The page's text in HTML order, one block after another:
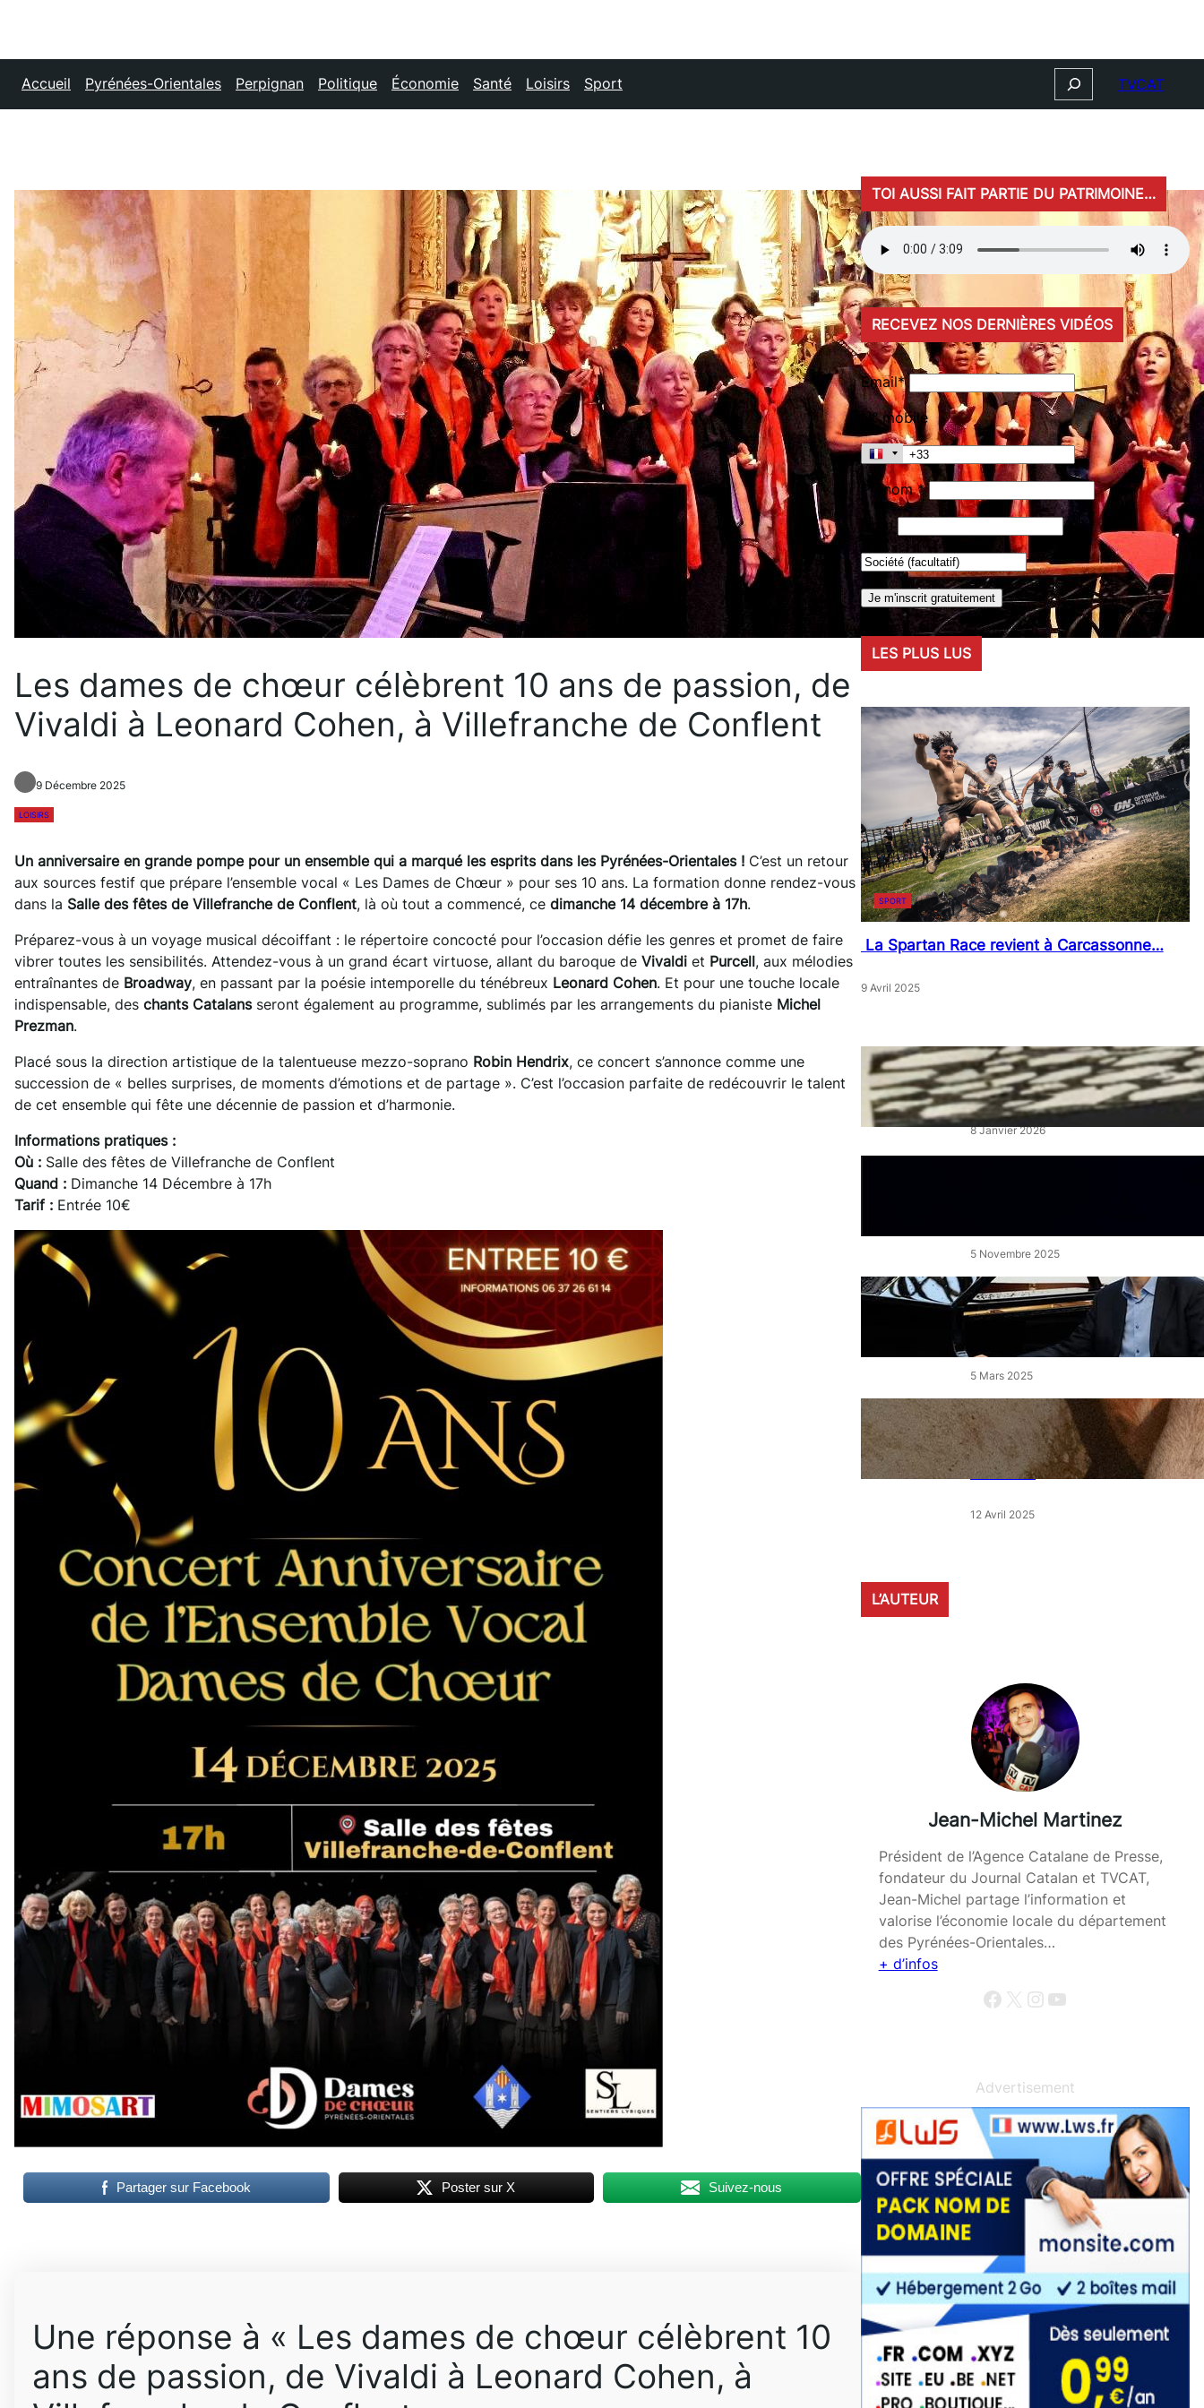
Accueil Pyrénées-Orientales Perpignan Politique Économie Santé Loisirs Sport Search TVCAT
Les dames de chœur célèbrent 10 ans de passion, de
Vivaldi à Leonard Cohen, à Villefranche de Conflent
9 Décembre 2025
LOISIRS
Un anniversaire en grande pompe pour un ensemble qui a marqué les esprits dans les Pyrénées-Orientales ! C’est un retour
aux sources festif que prépare l’ensemble vocal « Les Dames de Chœur » pour ses 10 ans. La formation donne rendez-vous
dans la Salle des fêtes de Villefranche de Conflent, là où tout a commencé, ce dimanche 14 décembre à 17h.
Préparez-vous à un voyage musical décoiffant : le répertoire concocté pour l’occasion défie les genres et promet de faire
vibrer toutes les sensibilités. Attendez-vous à un grand écart virtuose, allant du baroque de Vivaldi et Purcell, aux mélodies
entraînantes de Broadway, en passant par la poésie intemporelle du ténébreux Leonard Cohen. Et pour une touche locale
indispensable, des chants Catalansseront également au programme, sublimés par les arrangements du pianiste Michel
Prezman.
Placé sous la direction artistique de la talentueuse mezzo-soprano Robin Hendrix, ce concert s’annonce comme une
succession de « belles surprises, de moments d’émotions et de partage ». C’est l’occasion parfaite de redécouvrir le talent
de cet ensemble qui fête une décennie de passion et d’harmonie.
Informations pratiques :
Où : Salle des fêtes de Villefranche de Conflent
Quand : Dimanche 14 Décembre à 17h
Tarif : Entrée 10€
Partager sur Facebook Poster sur X Suivez-nous
Une réponse à « Les dames de chœur célèbrent 10
ans de passion, de Vivaldi à Leonard Cohen, à
TOI AUSSI FAIT PARTIE DU PATRIMOINE…
RECEVEZ NOS DERNIÈRES VIDÉOS
Email*
N° mobile
Prénom *
Nom
LES PLUS LUS
SPORT
La Spartan Race revient à Carcassonne…
9 Avril 2025
« Artistes en Vitrine »: L’éclat
qui réveille les cœurs de ville
8 Janvier 2026
5 Novembre 2025
« Le Disciple » de Mikhaïl
Rudy à Perpignan le vendredi
5 Mars 2025
« Qui est le moins clair » : ce
samedi, 30 actions partout en
France devant les magasins
E.Leclerc
12 Avril 2025
L’AUTEUR
Jean-Michel Martinez
Président de l’Agence Catalane de Presse,
fondateur du Journal Catalan et TVCAT,
Jean-Michel partage l’information et
valorise l’économie locale du département
des Pyrénées-Orientales…
+ d’infos
Facebook X InstagramYouTube
Advertisement